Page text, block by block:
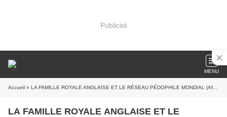
Publicité
MENU
Accueil » LA FAMILLE ROYALE ANGLAISE ET LE RÉSEAU PÉDOPHILE MONDIAL (Affaire Epstein)
LA FAMILLE ROYALE ANGLAISE ET LE